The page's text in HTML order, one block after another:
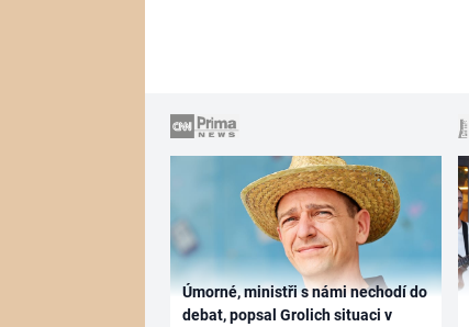
Úmorné, ministři s námi nechodí do
debat, popsal Grolich situaci v